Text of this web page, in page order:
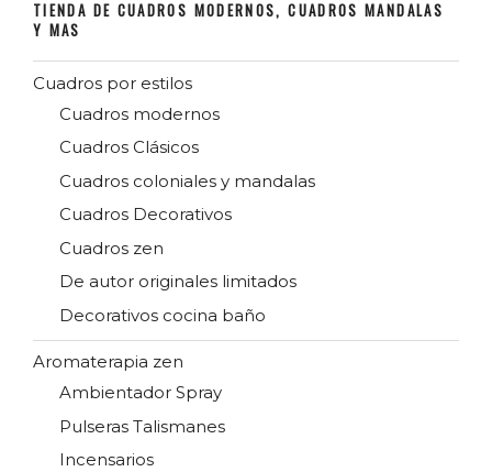
TIENDA DE CUADROS MODERNOS, CUADROS MANDALAS
Y MAS
Cuadros por estilos
Cuadros modernos
Cuadros Clásicos
Cuadros coloniales y mandalas
Cuadros Decorativos
Cuadros zen
De autor originales limitados
Decorativos cocina baño
Aromaterapia zen
Ambientador Spray
Pulseras Talismanes
Incensarios